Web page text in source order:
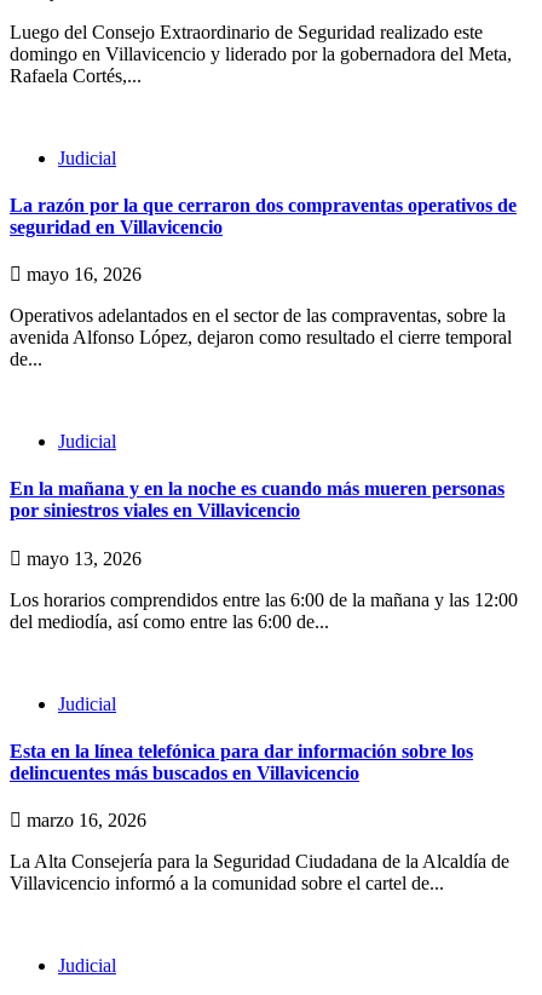
Luego del Consejo Extraordinario de Seguridad realizado este
domingo en Villavicencio y liderado por la gobernadora del Meta,
Rafaela Cortés,...
Judicial
La razón por la que cerraron dos compraventas operativos de
seguridad en Villavicencio
mayo 16, 2026
Operativos adelantados en el sector de las compraventas, sobre la
avenida Alfonso López, dejaron como resultado el cierre temporal
de...
Judicial
En la mañana y en la noche es cuando más mueren personas
por siniestros viales en Villavicencio
mayo 13, 2026
Los horarios comprendidos entre las 6:00 de la mañana y las 12:00
del mediodía, así como entre las 6:00 de...
Judicial
Esta en la línea telefónica para dar información sobre los
delincuentes más buscados en Villavicencio
marzo 16, 2026
La Alta Consejería para la Seguridad Ciudadana de la Alcaldía de
Villavicencio informó a la comunidad sobre el cartel de...
Judicial